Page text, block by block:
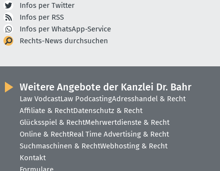
Infos per Twitter
Infos per RSS
Infos per WhatsApp-Service
Rechts-News durchsuchen
Weitere Angebote der Kanzlei Dr. Bahr
Law VodcastLaw PodcastingAdresshandel & Recht
Affiliate & RechtDatenschutz & Recht
Glücksspiel & RechtMehrwertdienste & Recht
Online & RechtReal Time Advertising & Recht
Suchmaschinen & RechtWebhosting & Recht
Kontakt